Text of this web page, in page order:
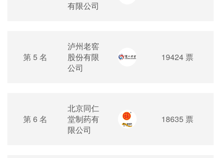
有限公司
第 5 名
泸州老窖
股份有限
公司
19424 票
第 6 名
北京同仁
堂制药有
限公司
18635 票